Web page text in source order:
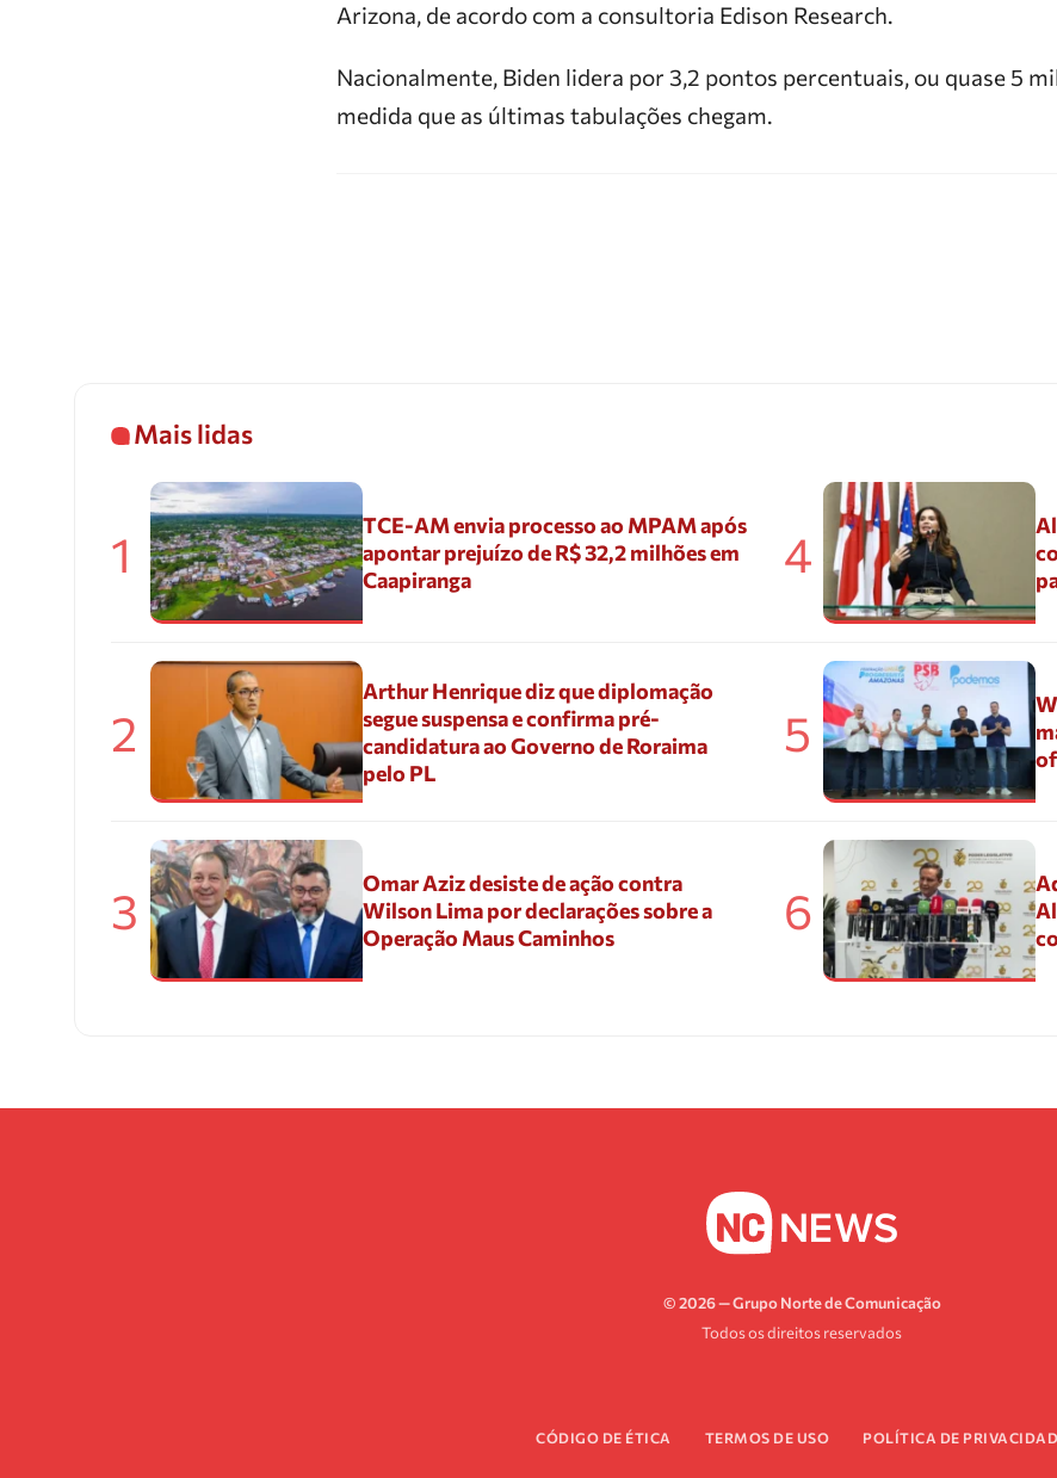
Arizona, de acordo com a consultoria Edison Research.
Nacionalmente, Biden lidera por 3,2 pontos percentuais, ou quase 5
medida que as últimas tabulações chegam.
Mais lidas
1
TCE-AM envia processo ao MPAM após
apontar prejuízo de R$ 32,2 milhões em
Caapiranga
2
Arthur Henrique diz que diplomação
segue suspensa e confirma pré-
candidatura ao Governo de Roraima
pelo PL
3
Omar Aziz desiste de ação contra
Wilson Lima por declarações sobre a
Operação Maus Caminhos
4
5
6
© 2026 — Grupo Norte de Comunicação
Todos os direitos reservados
CÓDIGO DE ÉTICA TERMOS DE USO POLÍTICA DE